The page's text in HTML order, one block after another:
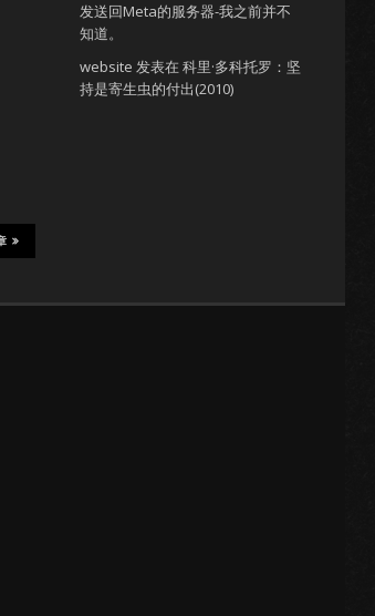
发送回Meta的服务器-我之前并不
知道。
website 发表在 科里·多科托罗：坚
持是寄生虫的付出(2010)